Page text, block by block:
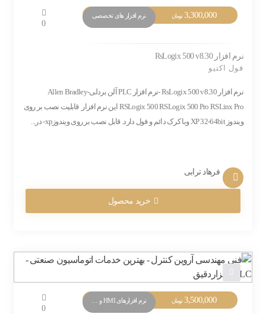
3,300,000 تومان نرم افزار های تخصصی
0
نرم افزار RsLogix 500 v8.30
فول اکتیو
نرم افزار RsLogix 500 v8.30 -نرم افزار PLC آلن بردلی-Allen Bradley
RSLogix 500 RSLogix 500 Pro RSLinx Pro این نرم افزار قابلیت نصب بر روی
ویندوز XP 32-64bit وبا کرک دائم و فول دارد. قابل نصب بر روی ویندوزxp- در...
فرهاد ترابی
خرید محصول
3,500,000 تومان
0